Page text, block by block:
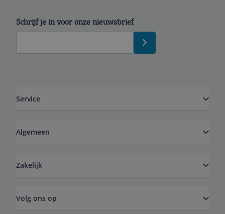
Schrijf je in voor onze nieuwsbrief
Service
Algemeen
Zakelijk
Volg ons op